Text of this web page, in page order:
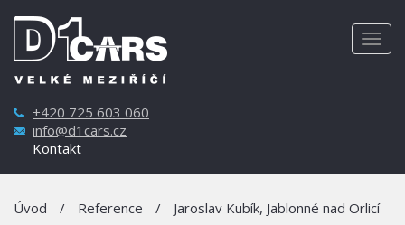
+420 725 603 060
info@d1cars.cz
Kontakt
Úvod / Reference / Jaroslav Kubík, Jablonné nad Orlicí